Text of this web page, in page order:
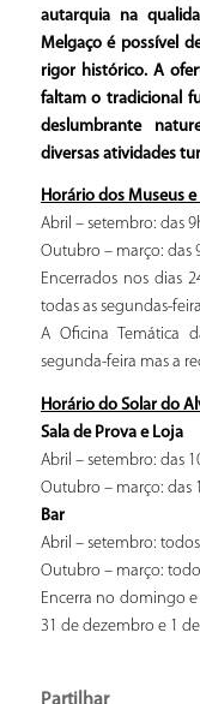
autarquia na
Melgaço é possível
rigor histórico. A
faltam o tradicional
deslumbrante
diversas atividades
Horário dos Museus
Abril – setembro: das
Outubro – março: das
Encerrados nos dias
todas as segundas-
A Oficina Temática
segunda-feira mas a
Horário do Solar do
Sala de Prova e Loja
Abril – setembro: das
Outubro – março: das
Bar
Abril – setembro:
Outubro – março:
Encerra no domingo e
31 de dezembro e 1